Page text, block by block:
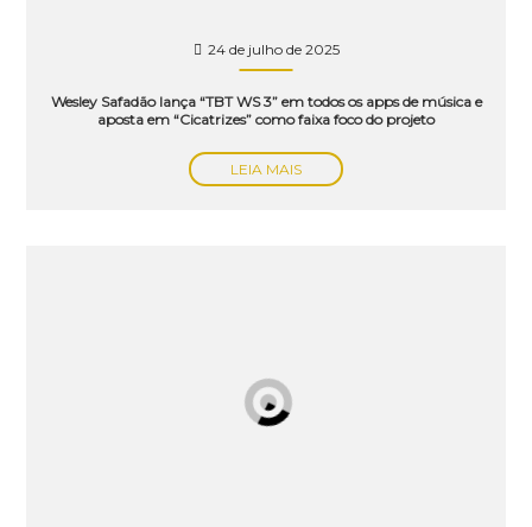
24 de julho de 2025
Wesley Safadão lança “TBT WS 3” em todos os apps de música e
aposta em “Cicatrizes” como faixa foco do projeto
LEIA MAIS